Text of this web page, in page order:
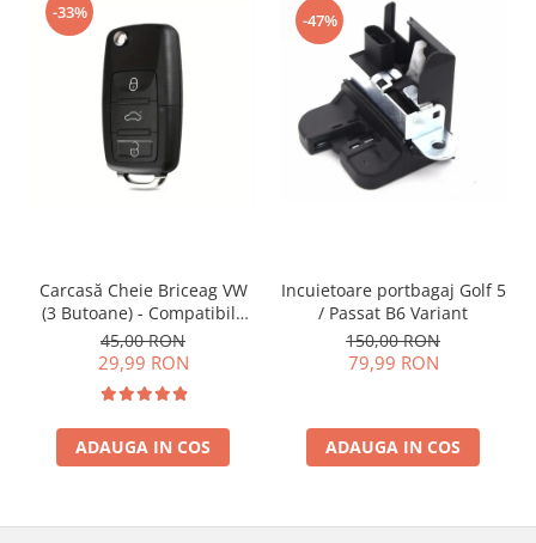
-33%
Carcasă Cheie Briceag VW
(3 Butoane) - Compatibilă
Golf 5, Jetta, Touran etc
45,00 RON
29,99 RON
ADAUGA IN COS
-47%
Incuietoare portbagaj Golf 5
/ Passat B6 Variant
150,00 RON
79,99 RON
ADAUGA IN COS